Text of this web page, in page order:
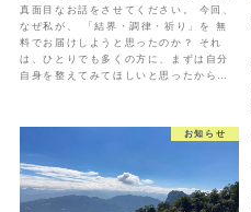
真面目なお話をさせてください。 今回、
なぜ私が、 「結界・調律・祈り」を 無
料でお届けしようと思ったのか？ それ
は、ひとりでも多くの方に、まずは自分
自身を整えてみてほしいと思ったから…
お知らせ